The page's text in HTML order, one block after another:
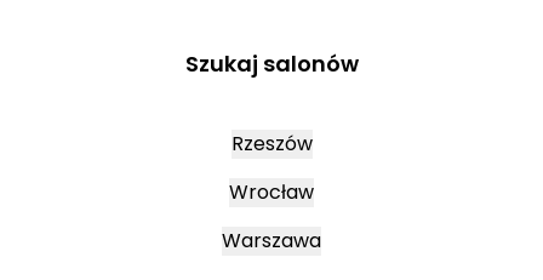
Szukaj salonów
Rzeszów
Wrocław
Warszawa